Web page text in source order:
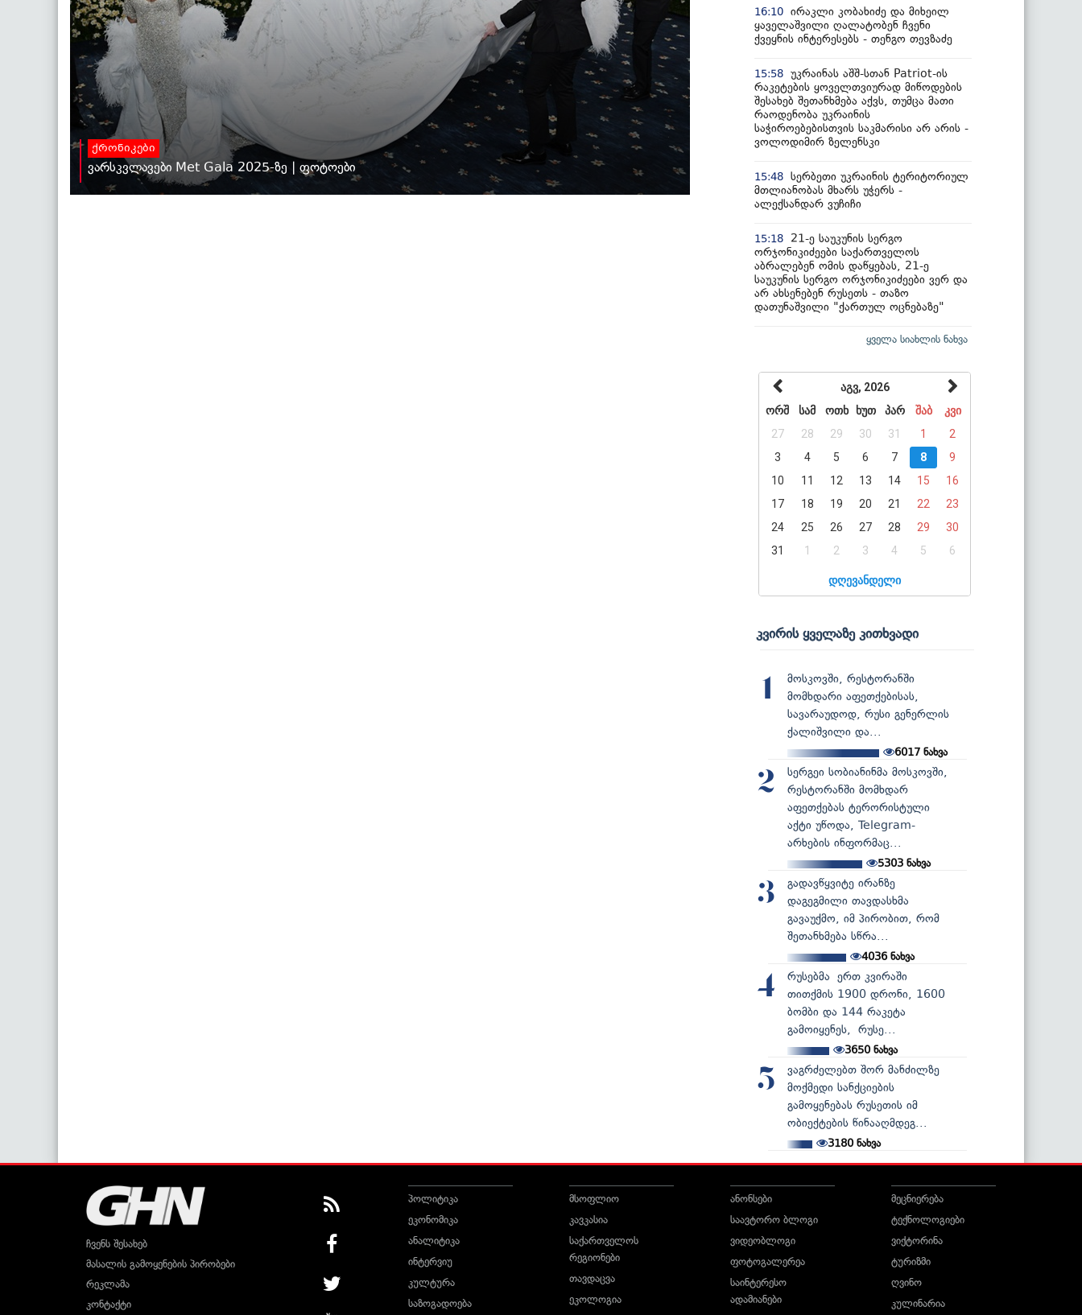
ქრონიკები
ვარსკვლავები Met Gala 2025-ზე | ფოტოები
16:10 ირაკლი კობახიძე და მიხეილ
ყაველაშვილი ღალატობენ ჩვენი
ქვეყნის ინტერესებს - თენგო თევზაძე
15:58 უკრაინას აშშ-სთან Patriot-ის
რაკეტების ყოველთვიურად მიწოდების
შესახებ შეთანხმება აქვს, თუმცა მათი
რაოდენობა უკრაინის
საჭიროებებისთვის საკმარისი არ არის -
ვოლოდიმირ ზელენსკი
15:48 სერბეთი უკრაინის ტერიტორიულ
მთლიანობას მხარს უჭერს -
ალექსანდარ ვუჩიჩი
15:18
21-ე საუკუნის სერგო
ორჯონიკიძეები საქართველოს
აბრალებენ ომის დაწყებას, 21-ე
საუკუნის სერგო ორჯონიკიძეები ვერ და
არ ახსენებენ რუსეთს - თაზო
დათუნაშვილი "ქართულ ოცნებაზე"
ყველა სიახლის ნახვა
აგვ, 2026
ორშ
სამ ოთხ ხუთ პარ შაბ
კვი
27
28 29 30 31 1
2
3
4 5 6 7 8
9
10
11 12 13 14 15
16
17
18 19 20 21 22
23
24
25 26 27 28 29
30
31
1 2 3 4 5 6
დღევანდელი
კვირის ყველაზე კითხვადი
1
მოსკოვში, რესტორანში
მომხდარი აფეთქებისას,
სავარაუდოდ, რუსი გენერლის
ქალიშვილი და...
6017 ნახვა
2
სერგეი სობიანინმა მოსკოვში,
რესტორანში მომხდარ
აფეთქებას ტერორისტული
აქტი უწოდა, Telegram-
არხების ინფორმაც...
5303 ნახვა
3
გადავწყვიტე ირანზე
დაგეგმილი თავდასხმა
გავაუქმო, იმ პირობით, რომ
შეთანხმება სწრა...
4036ნახვა
4
რუსებმა ერთ კვირაში
თითქმის 1900 დრონი, 1600
ბომბი და 144 რაკეტა
გამოიყენეს, რუსე...
3650ნახვა
5
ვაგრძელებთ შორ მანძილზე
მოქმედი სანქციების
გამოყენებას რუსეთის იმ
ობიექტების წინააღმდეგ...
3180ნახვა
ჩვენს შესახებ
მასალის გამოყენების პირობები
რეკლამა
კონტაქტი
პოლიტიკა
ეკონომიკა
ანალიტიკა
ინტერვიუ
კულტურა
საზოგადოება
მსოფლიო
კავკასია
საქართველოს
რეგიონები
თავდაცვა
ეკოლოგია
ანონსები
საავტორო ბლოგი
ვიდეობლოგი
ფოტოგალერეა
საინტერესო
ადამიანები
მეცნიერება
ტექნოლოგიები
ვიქტორინა
ტურიზმი
ღვინო
კულინარია